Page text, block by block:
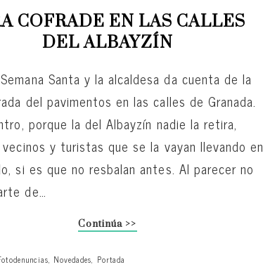
COFRADE EN LAS CALLES
DEL ALBAYZÍN
Santa y la alcaldesa da cuenta de la
del pavimentos en las calles de Granada.
porque la del Albayzín nadie la retira,
y turistas que se la vayan llevando en
si es que no resbalan antes. Al parecer no
de…
Continúa >>
, Novedades, Portada